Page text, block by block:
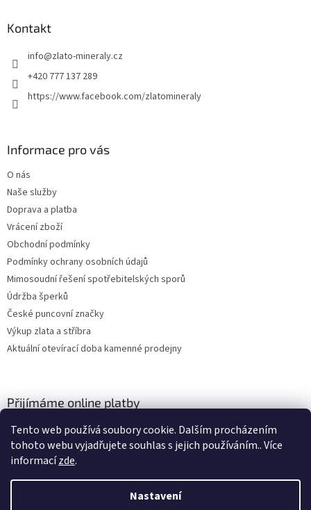
Tento web používá soubory cookie. Dalším procházením
tohoto webu vyjadřujete souhlas s jejich používáním.. Více
informacízde.
Nastavení
k
Kontakt
info@zlato-mineraly.cz
+420 777 137 289
https://www.facebook.com/zlatomineraly
Informace pro vás
O nás
Naše služby
Doprava a platba
Vrácení zboží
Obchodní podmínky
Podmínky ochrany osobních údajů
Mimosoudní řešení spotřebitelských sporů
Údržba šperků
České puncovní značky
Výkup zlata a stříbra
Aktuální otevírací doba kamenné prodejny
Přijímáme online platby
Vytvořil Shoptet